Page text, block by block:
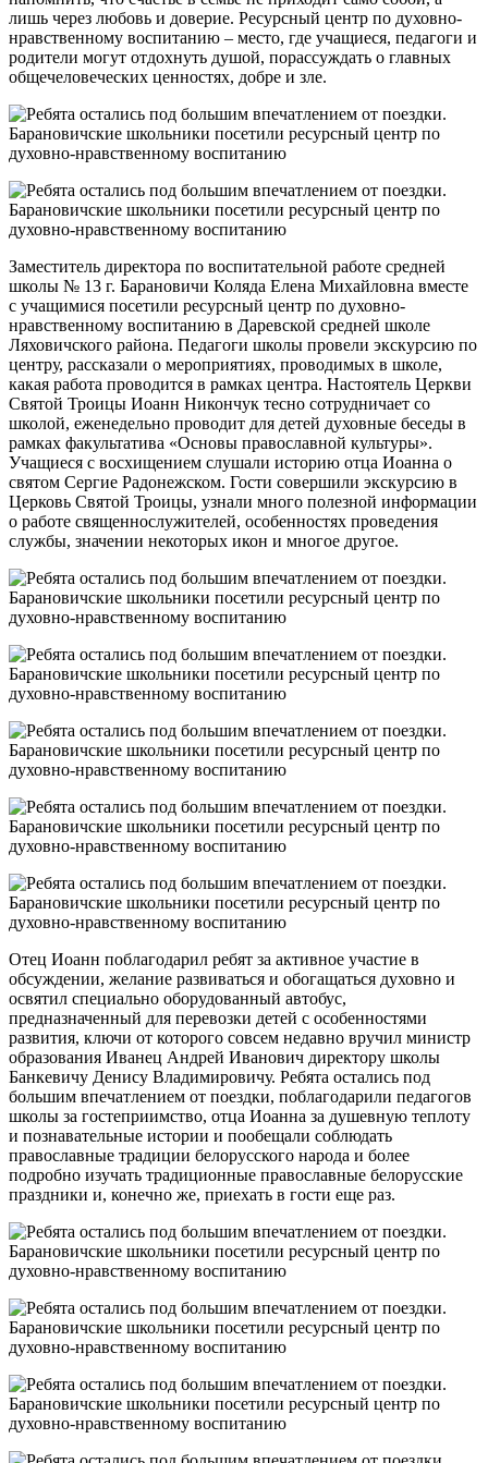
лишь через любовь и доверие. Ресурсный центр по духовно-
нравственному воспитанию – место, где учащиеся, педагоги и
родители могут отдохнуть душой, порассуждать о главных
общечеловеческих ценностях, добре и зле.
Заместитель директора по воспитательной работе средней
школы № 13 г. Барановичи Коляда Елена Михайловна вместе
с учащимися посетили ресурсный центр по духовно-
нравственному воспитанию в Даревской средней школе
Ляховичского района. Педагоги школы провели экскурсию по
центру, рассказали о мероприятиях, проводимых в школе,
какая работа проводится в рамках центра. Настоятель Церкви
Святой Троицы Иоанн Никончук тесно сотрудничает со
школой, еженедельно проводит для детей духовные беседы в
рамках факультатива «Основы православной культуры».
Учащиеся с восхищением слушали историю отца Иоанна о
святом Сергие Радонежском. Гости совершили экскурсию в
Церковь Святой Троицы, узнали много полезной информации
о работе священнослужителей, особенностях проведения
службы, значении некоторых икон и многое другое.
Отец Иоанн поблагодарил ребят за активное участие в
обсуждении, желание развиваться и обогащаться духовно и
освятил специально оборудованный автобус,
предназначенный для перевозки детей с особенностями
развития, ключи от которого совсем недавно вручил министр
образования Иванец Андрей Иванович директору школы
Банкевичу Денису Владимировичу. Ребята остались под
большим впечатлением от поездки, поблагодарили педагогов
школы за гостеприимство, отца Иоанна за душевную теплоту
и познавательные истории и пообещали соблюдать
православные традиции белорусского народа и более
подробно изучать традиционные православные белорусские
праздники и, конечно же, приехать в гости еще раз.